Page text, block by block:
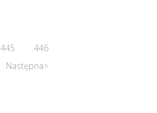
445
446
Następna>